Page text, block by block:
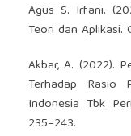
Agus S. Irfani.
Teori dan Aplikasi.
Akbar, A. (2022).
Terhadap Rasio
Indonesia Tbk
235–243.